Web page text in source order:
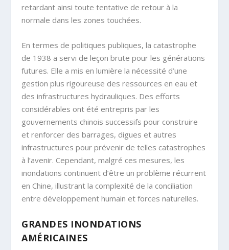
retardant ainsi toute tentative de retour à la
normale dans les zones touchées.
En termes de politiques publiques, la catastrophe
de 1938 a servi de leçon brute pour les générations
futures. Elle a mis en lumière la nécessité d’une
gestion plus rigoureuse des ressources en eau et
des infrastructures hydrauliques. Des efforts
considérables ont été entrepris par les
gouvernements chinois successifs pour construire
et renforcer des barrages, digues et autres
infrastructures pour prévenir de telles catastrophes
à l’avenir. Cependant, malgré ces mesures, les
inondations continuent d’être un problème récurrent
en Chine, illustrant la complexité de la conciliation
entre développement humain et forces naturelles.
GRANDES INONDATIONS
AMÉRICAINES